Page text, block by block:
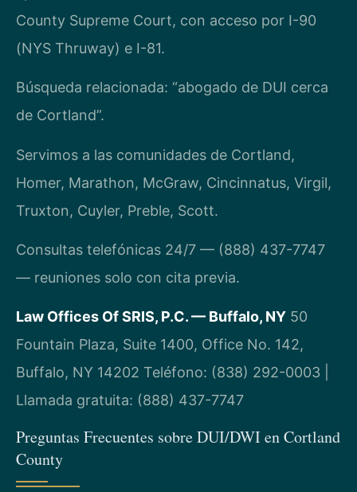
County Supreme Court, con acceso por I-90
(NYS Thruway) e I-81.
Búsqueda relacionada: “abogado de DUI cerca
de Cortland”.
Servimos a las comunidades de Cortland,
Homer, Marathon, McGraw, Cincinnatus, Virgil,
Truxton, Cuyler, Preble, Scott.
Consultas telefónicas 24/7 — (888) 437-7747
— reuniones solo con cita previa.
Law Offices Of SRIS, P.C. — Buffalo, NY 50
Fountain Plaza, Suite 1400, Office No. 142,
Buffalo, NY 14202 Teléfono: (838) 292-0003 |
Llamada gratuita: (888) 437-7747
Preguntas Frecuentes sobre DUI/DWI en Cortland
County